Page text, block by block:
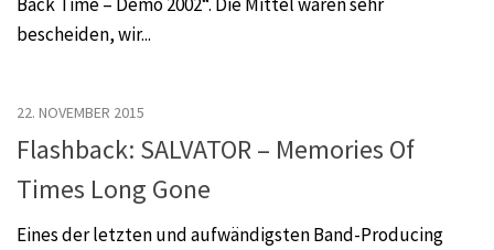
bescheiden, wir...
22. NOVEMBER 2015
Flashback: SALVATOR – Memories Of
Times Long Gone
Eines der letzten und aufwändigsten Band-Producing